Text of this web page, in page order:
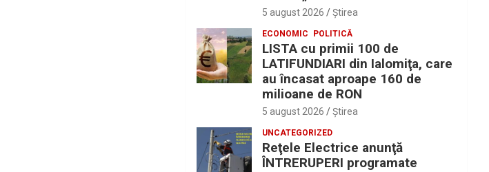
5 august 2026 Ştirea
ECONOMIC POLITICĂ
LISTA cu primii 100 de
LATIFUNDIARI din Ialomiţa, care
au încasat aproape 160 de
milioane de RON
5 august 2026 Ştirea
UNCATEGORIZED
Reţele Electrice anunţă
ÎNTRERUPERI programate